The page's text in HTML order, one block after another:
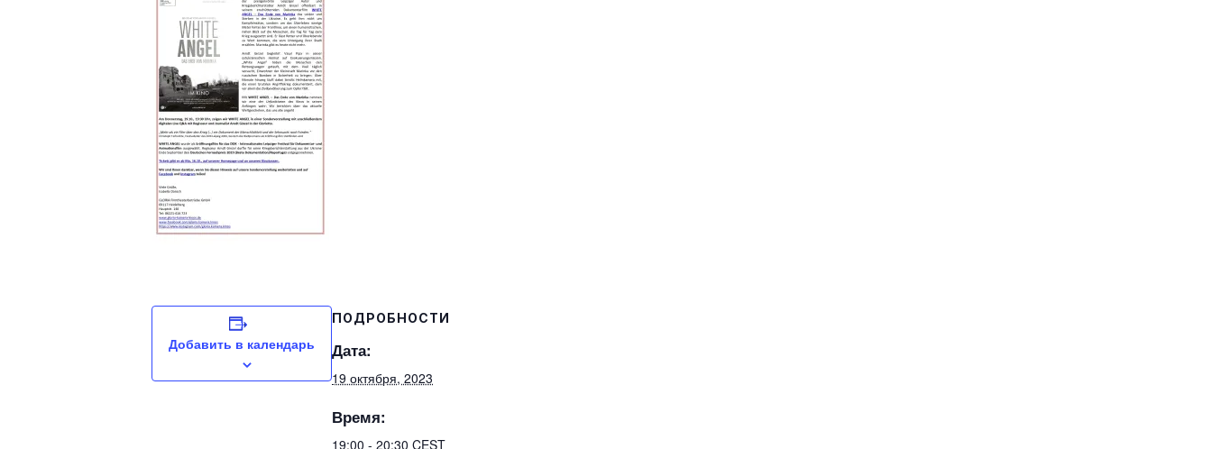
Добавить в календарь
ПОДРОБНОСТИ
Дата:
19 октября, 2023
Время:
19:00 - 20:30 CEST